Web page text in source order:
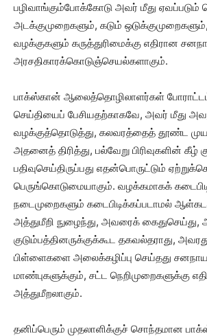
பழிவாங்கும்போக்கோடு அவர் மீது ஏவப்படும்
அடக்குமுறைகளும், கடும்
வழக்குகளும் கருத்துரிமைக்கு எதிரான
அரசதிகாரக்கொடுஞ்செயல்களாகும்.
பாக்ஸ்கான் ஆலைத்தொழிலாளர்கள் போராட்டம்
செய்தியைப் பேசியதற்காகவே, அவர் மீது
வழக்குத்தொடுத்து, கலவரத்தைத் தூண்ட
அதனைத் திரித்து, பல்வேறு பிரிவுகளின் கீழ்
பதிவுசெய்திருப்பது எதன்பொருட்டும்
பெருங்கொடுமையாகும். வழக்கமாகக்
நடைமுறைகளும் கடைபிடிக்கப்படாமல்
அத்துமீறி நுழைந்து, அவரைக் கைதுசெய்து,
குடும்பத்தினருக்குக்கூட தகவல்தராது,
பிள்ளைகளை அலைக்கழிப்பு செய்தது
மாண்புகளுக்கும், சட்ட நெறிமுறைகளுக்கு
அத்துமீறலாகும்.
தனிப்பெரும் முதலாளிக்குச் சொந்தமான